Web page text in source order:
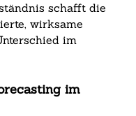
schafft die
wirksame
im
im